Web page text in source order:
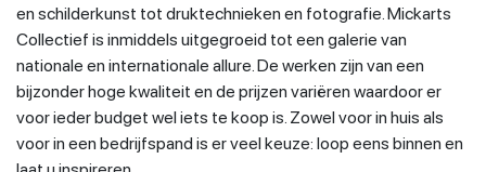
en schilderkunst tot druktechnieken en fotografie. Mickarts
Collectief is inmiddels uitgegroeid tot een galerie van
nationale en internationale allure. De werken zijn van een
bijzonder hoge kwaliteit en de prijzen variëren waardoor er
voor ieder budget wel iets te koop is. Zowel voor in huis als
voor in een bedrijfspand is er veel keuze: loop eens binnen en